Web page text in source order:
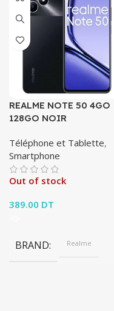
REALME NOTE 50 4GO
128GO NOIR
Téléphone et Tablette,
Smartphone
Out of stock
389.00 DT
BRAND Realme